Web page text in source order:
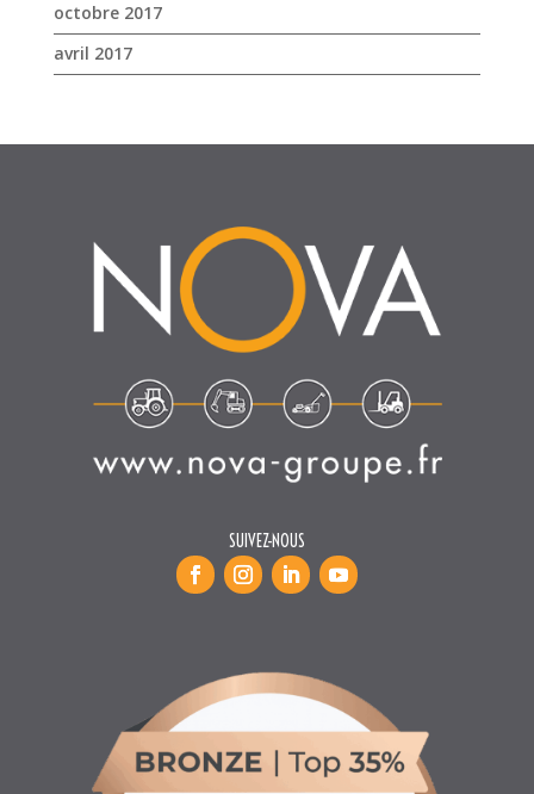
octobre 2017
avril 2017
SUIVEZ-NOUS